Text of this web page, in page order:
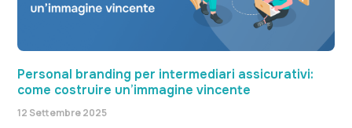
Personal branding per intermediari assicurativi:
come costruire un’immagine vincente
12 Settembre 2025